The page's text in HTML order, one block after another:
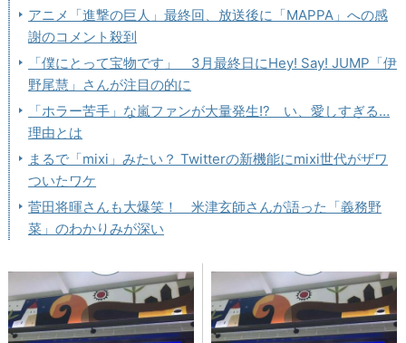
アニメ「進撃の巨人」最終回、放送後に「MAPPA」への感
謝のコメント殺到
「僕にとって宝物です」 3月最終日にHey! Say! JUMP「伊
野尾慧」さんが注目の的に
「ホラー苦手」な嵐ファンが大量発生!? い、愛しすぎる…
理由とは
まるで「mixi」みたい？ Twitterの新機能にmixi世代がザワ
ついたワケ
菅田将暉さんも大爆笑！ 米津玄師さんが語った「義務野
菜」のわかりみが深い